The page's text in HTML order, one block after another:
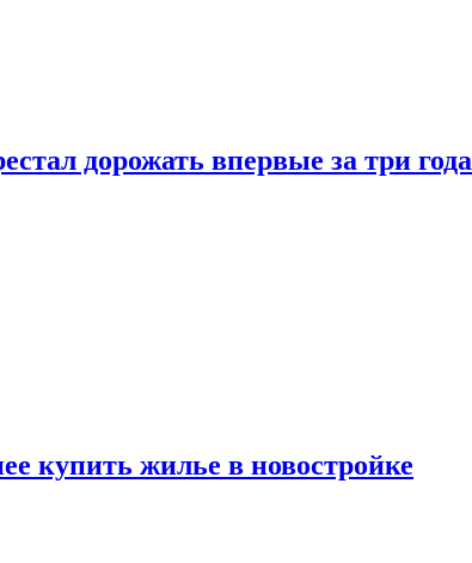
дорожать впервые за три года
купить жилье в новостройке